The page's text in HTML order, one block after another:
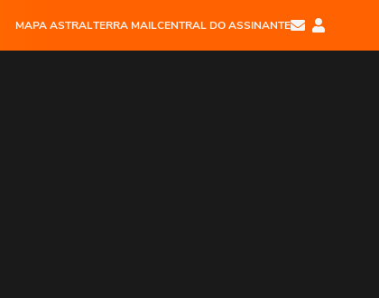
MAPA ASTRALTERRA MAILCENTRAL DO ASSINANTE